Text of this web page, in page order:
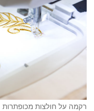
רקמה על חולצות מכופתרות